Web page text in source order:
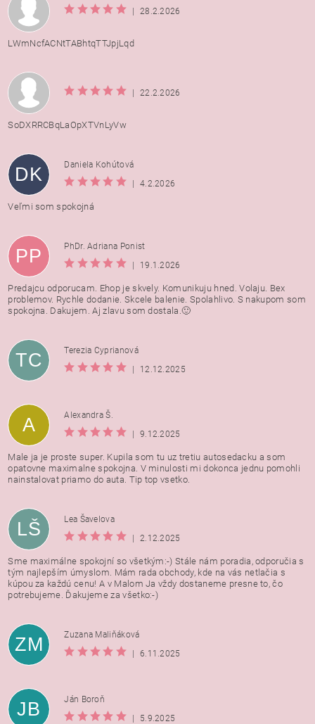
| 28.2.2026
LWmNcfACNtTABhtqTTJpjLqd
| 22.2.2026
SoDXRRCBqLaOpXTVnLyVw
DK
Daniela Kohútová
|
4.2.2026
Veľmi som spokojná
PP
PhDr. Adriana Ponist
|
19.1.2026
Predajcu odporucam. Ehop je skvely. Komunikuju hned. Volaju. Bex
problemov. Rychle dodanie. Skcele balenie. Spolahlivo. S nakupom som
spokojna. Dakujem. Aj zlavu som dostala.🙂
TC
Terezia Cyprianová
|
12.12.2025
A
Alexandra Š.
|
9.12.2025
Male ja je proste super. Kupila som tu uz tretiu autosedacku a som
opatovne maximalne spokojna. V minulosti mi dokonca jednu pomohli
nainstalovat priamo do auta. Tip top vsetko.
LŠ
Lea Šavelova
|
2.12.2025
Sme maximálne spokojní so všetkým:-) Stále nám poradia, odporučia s
tým najlepším úmyslom. Mám rada obchody, kde na vás netlačia s
kúpou za každú cenu! A v Malom Ja vždy dostaneme presne to, čo
potrebujeme. Ďakujeme za všetko:-)
ZM
Zuzana Maliňáková
|
6.11.2025
JB
Ján Boroň
|
5.9.2025